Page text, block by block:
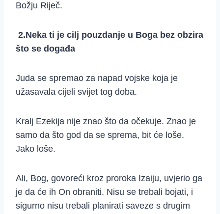
Božju Riječ.
2.Neka ti je cilj pouzdanje u Boga bez obzira
što se događa
Juda se spremao za napad vojske koja je
užasavala cijeli svijet tog doba.
Kralj Ezekija nije znao što da očekuje. Znao je
samo da što god da se sprema, bit će loše.
Jako loše.
Ali, Bog, govoreći kroz proroka Izaiju, uvjerio ga
je da će ih On obraniti. Nisu se trebali bojati, i
sigurno nisu trebali planirati saveze s drugim